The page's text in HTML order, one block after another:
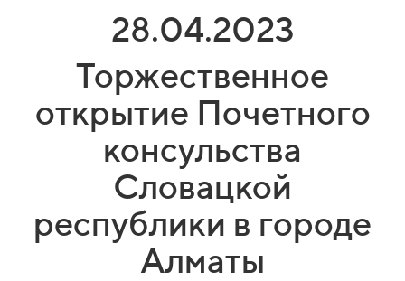
28.04.2023
Торжественное
открытие Почетного
консульства
Словацкой
республики в городе
Алматы